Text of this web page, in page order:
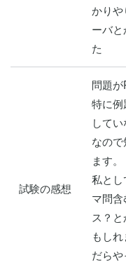
かりや
ーバ
た
試験の感想
問題
特に例
して
なの
ます。
私と
マ問
ス？
もし
だら